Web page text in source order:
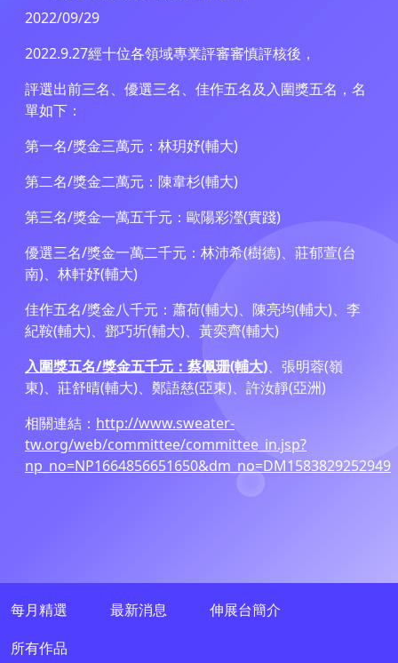
2022/09/29
2022.9.27經十位各領域專業評審審慎評核後，
評選出前三名、優選三名、佳作五名及入圍獎五名，名
單如下：
第一名/獎金三萬元：林玥妤(輔大)
第二名/獎金二萬元：陳韋杉(輔大)
第三名/獎金一萬五千元：歐陽彩瀅(實踐)
優選三名/獎金一萬二千元：林沛希(樹德)、莊郁萱(台
南)、林軒妤(輔大)
佳作五名/獎金八千元：蕭荷(輔大)、陳亮均(輔大)、李
紀鞍(輔大)、鄧巧圻(輔大)、黃奕齊(輔大)
入圍獎五名/獎金五千元：蔡佩珊(輔大)、張明蓉(嶺
東)、莊舒晴(輔大)、鄭語慈(亞東)、許汝靜(亞洲)
相關連結： http://www.sweater-
tw.org/web/committee/committee_in.jsp?
np_no=NP1664856651650&dm_no=DM1583829252949
每月精選
所有作品
最新消息 伸展台簡介